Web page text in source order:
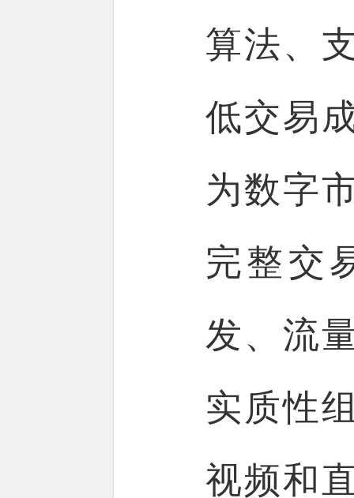
算法、
低交易
为数字
完整交
发、流
实质性
视频和